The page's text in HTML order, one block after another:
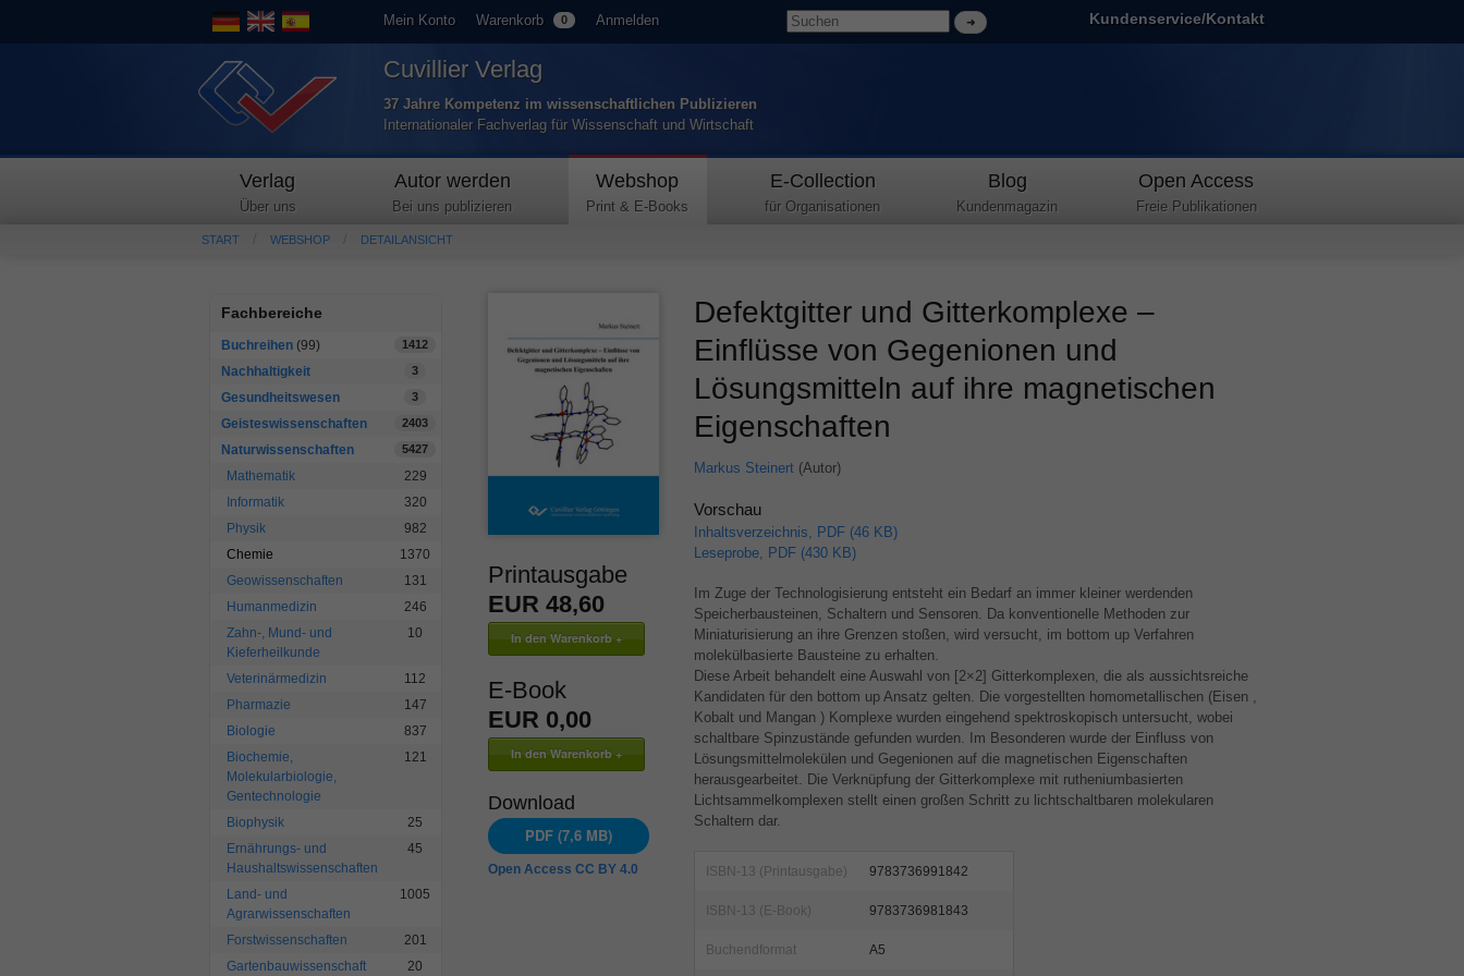
Mein Konto Warenkorb 0 Anmelden Kundenservice/Kontakt
Cuvillier Verlag
37 Jahre Kompetenz im wissenschaftlichen Publizieren
Internationaler Fachverlag für Wissenschaft und Wirtschaft
Verlag
Über uns
Autor werden
Bei uns publizieren
Webshop
Print & E-Books
E-Collection
für Organisationen
Blog
Kundenmagazin
Open Access
Freie Publikationen
START WEBSHOP DETAILANSICHT
Fachbereiche
Buchreihen (99) 1412
Nachhaltigkeit 3
Gesundheitswesen 3
Geisteswissenschaften 2403
Naturwissenschaften 5427
Mathematik
229
Informatik
320
Physik
982
Chemie
1370
Geowissenschaften
131
Humanmedizin
246
Zahn-, Mund- und
Kieferheilkunde
10
Veterinärmedizin
112
Pharmazie
147
Biologie
837
Biochemie,
Molekularbiologie,
Gentechnologie
121
Biophysik
25
Ernährungs- und
Haushaltswissenschaften
45
Land- und
Agrarwissenschaften
1005
Forstwissenschaften
201
Gartenbauwissenschaft
20
Printausgabe
EUR 48,60
E-Book
EUR 0,00
Download
PDF (7,6 MB)
Open Access CC BY 4.0
Defektgitter und Gitterkomplexe –
Einflüsse von Gegenionen und
Lösungsmitteln auf ihre magnetischen
Eigenschaften
Markus Steinert(Autor)
Vorschau
Inhaltsverzeichnis, PDF (46 KB)
Leseprobe, PDF (430 KB)
Im Zuge der Technologisierung entsteht ein Bedarf an immer kleiner werdenden
Speicherbausteinen, Schaltern und Sensoren. Da konventionelle Methoden zur
Miniaturisierung an ihre Grenzen stoßen, wird versucht, im bottom up Verfahren
molekülbasierte Bausteine zu erhalten.
Diese Arbeit behandelt eine Auswahl von [2×2] Gitterkomplexen, die als aussichtsreiche
Kandidaten für den bottom up Ansatz gelten. Die vorgestellten homometallischen (Eisen ,
Kobalt und Mangan ) Komplexe wurden eingehend spektroskopisch untersucht, wobei
schaltbare Spinzustände gefunden wurden. Im Besonderen wurde der Einfluss von
Lösungsmittelmolekülen und Gegenionen auf die magnetischen Eigenschaften
herausgearbeitet. Die Verknüpfung der Gitterkomplexe mit rutheniumbasierten
Lichtsammelkomplexen stellt einen großen Schritt zu lichtschaltbaren molekularen
Schaltern dar.
ISBN-13 (Printausgabe) 9783736991842
ISBN-13 (E-Book) 9783736981843
Buchendformat A5